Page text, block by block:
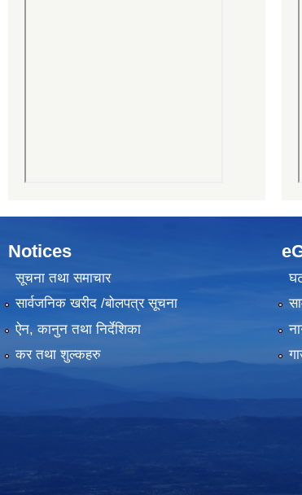
Notices
सूचना तथा समाचार
सार्वजनिक खरीद /बोलपत्र सूचना
ऐन, कानुन तथा निर्देशिका
कर तथा शुल्कहरु